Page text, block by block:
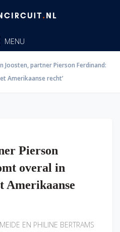
MENU
Joosten, partner Pierson Ferdinand:
Amerikaanse recht’
Pierson
overal in
Amerikaanse
EN PHILINE BERTRAMS